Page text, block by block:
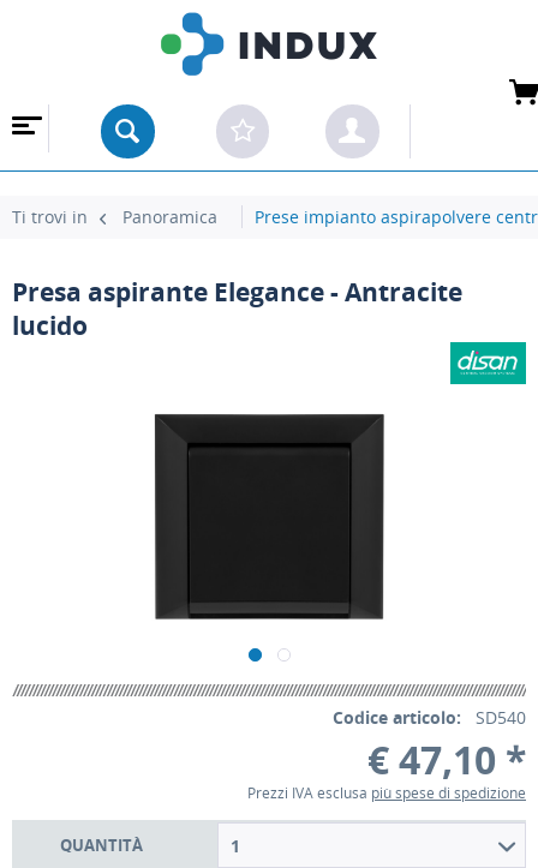
Ti trovi in Panoramica Prese impianto aspirapolvere
Presa aspirante Elegance - Antracite
lucido
Codice articolo: SD540
€ 47,10 *
Prezzi IVA esclusa più spese di spedizione
QUANTITÀ 1